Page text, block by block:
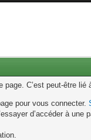
C’est peut-être
pour vous connecter.
d’accéder à